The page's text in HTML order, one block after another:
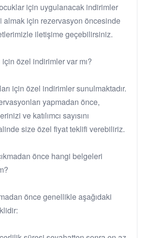
için uygulanacak indirimler
almak için rezervasyon öncesinde
iletişime geçebilirsiniz.
için özel indirimler var mı?
için özel indirimler sunulmaktadır.
yapmadan önce,
ve katılımcı sayısını
size özel fiyat teklifi verebiliriz.
önce hangi belgeleri
önce genellikle aşağıdaki